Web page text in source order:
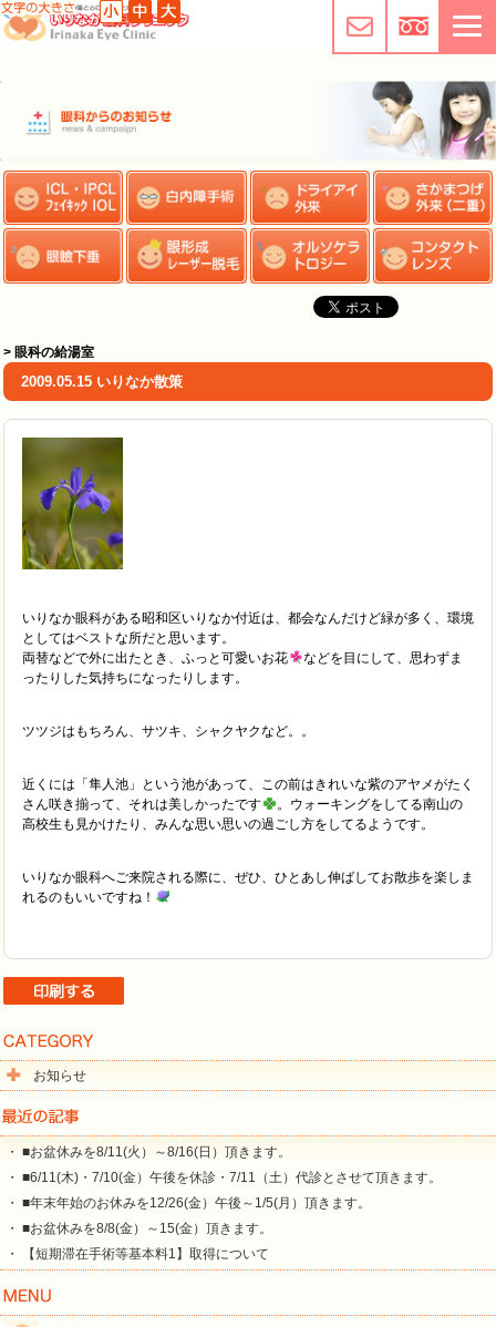
> 眼科の給湯室
2009.05.15 いりなか散策
いりなか眼科がある昭和区いりなか付近は、都会なんだけど緑が多く、環境
としてはベストな所だと思います。
両替などで外に出たとき、ふっと可愛いお花
などを目にして、思わずま
ったりした気持ちになったりします。
ツツジはもちろん、サツキ、シャクヤクなど。。
近くには「隼人池」という池があって、この前はきれいな紫のアヤメがたく
さん咲き揃って、それは美しかったです
。ウォーキングをしてる南山の
高校生も見かけたり、みんな思い思いの過ごし方をしてるようです。
いりなか眼科へご来院される際に、ぜひ、ひとあし伸ばしてお散歩を楽しま
れるのもいいですね！
お知らせ
・ ■お盆休みを8/11(火）～8/16(日）頂きます。
・ ■6/11(木)・7/10(金）午後を休診・7/11（土）代診とさせて頂きます。
・ ■年末年始のお休みを12/26(金）午後～1/5(月）頂きます。
・ ■お盆休みを8/8(金）～15(金）頂きます。
・ 【短期滞在手術等基本料1】取得について